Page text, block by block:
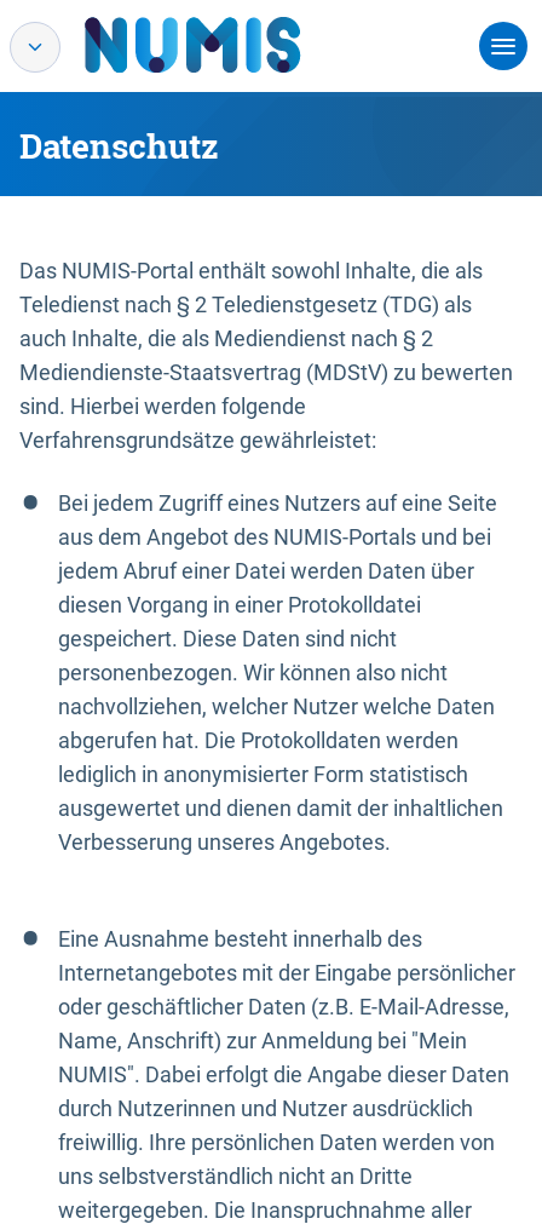
Datenschutz
Das NUMIS-Portal enthält sowohl Inhalte, die als
Teledienst nach § 2 Teledienstgesetz (TDG) als
auch Inhalte, die als Mediendienst nach § 2
Mediendienste-Staatsvertrag (MDStV) zu bewerten
sind. Hierbei werden folgende
Verfahrensgrundsätze gewährleistet:
Bei jedem Zugriff eines Nutzers auf eine Seite
aus dem Angebot des NUMIS-Portals und bei
jedem Abruf einer Datei werden Daten über
diesen Vorgang in einer Protokolldatei
gespeichert. Diese Daten sind nicht
personenbezogen. Wir können also nicht
nachvollziehen, welcher Nutzer welche Daten
abgerufen hat. Die Protokolldaten werden
lediglich in anonymisierter Form statistisch
ausgewertet und dienen damit der inhaltlichen
Verbesserung unseres Angebotes.
Eine Ausnahme besteht innerhalb des
Internetangebotes mit der Eingabe persönlicher
oder geschäftlicher Daten (z.B. E-Mail-Adresse,
Name, Anschrift) zur Anmeldung bei "Mein
NUMIS". Dabei erfolgt die Angabe dieser Daten
durch Nutzerinnen und Nutzer ausdrücklich
freiwillig. Ihre persönlichen Daten werden von
uns selbstverständlich nicht an Dritte
weitergegeben. Die Inanspruchnahme aller